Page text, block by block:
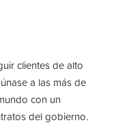
clientes de alto
a las más de
con un
del gobierno.